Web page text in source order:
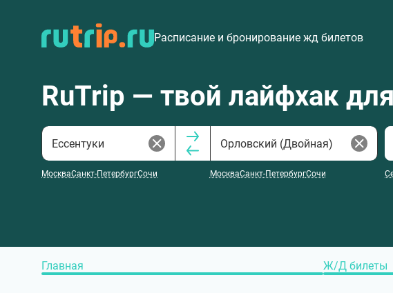
Расписание и бронирование жд билетов
RuTrip — твой лайфхак
МоскваСанкт-ПетербургСочи МоскваСанкт-ПетербургСочи
Главная Ж/Д билеты